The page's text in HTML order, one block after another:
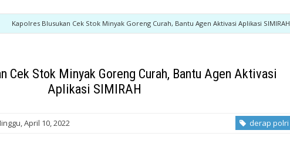
Kapolres Blusukan Cek Stok Minyak Goreng Curah, Bantu Agen Aktivasi Aplikasi SIMIRAH
Cek Stok Minyak Goreng Curah, Bantu Agen Aktivasi
Aplikasi SIMIRAH
April 10, 2022 derap polri